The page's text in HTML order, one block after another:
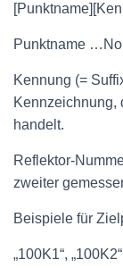
Punktname
Kennung (=
Kennzeichnung,
handelt.
Reflektor-
zweiter
Beispiele für
„100K1“,